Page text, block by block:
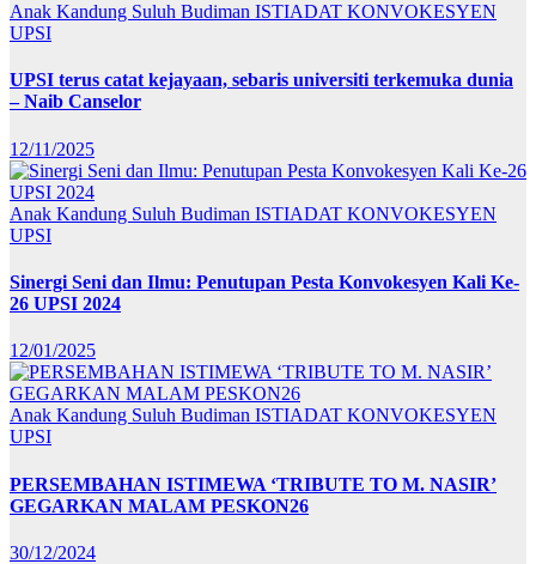
Anak Kandung Suluh Budiman ISTIADAT KONVOKESYEN
UPSI
UPSI terus catat kejayaan, sebaris universiti terkemuka dunia
– Naib Canselor
12/11/2025
Anak Kandung Suluh Budiman ISTIADAT KONVOKESYEN
UPSI
Sinergi Seni dan Ilmu: Penutupan Pesta Konvokesyen Kali Ke-
26 UPSI 2024
12/01/2025
Anak Kandung Suluh Budiman ISTIADAT KONVOKESYEN
UPSI
PERSEMBAHAN ISTIMEWA ‘TRIBUTE TO M. NASIR’
GEGARKAN MALAM PESKON26
30/12/2024